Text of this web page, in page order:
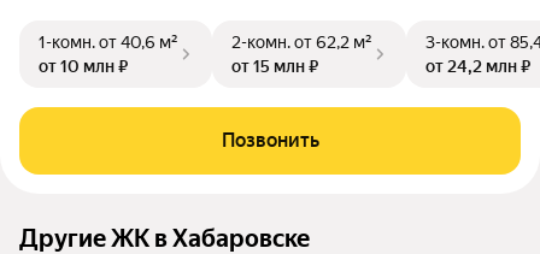
1-комн.от 40,6 м²
от 10 млн ₽
2-комн.от 62,2 м²
от 15 млн ₽
3-комн.от
от 24,2 млн ₽
Позвонить
Другие ЖК в Хабаровске